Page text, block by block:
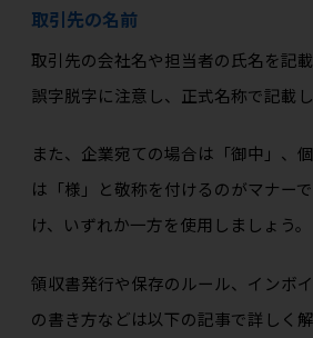
取引先の名前
取引先の会社名や担当者の氏名を記
誤字脱字に注意し、正式名称で記載し
また、企業宛ての場合は「御中」、
は「様」と敬称を付けるのがマナー
け、いずれか一方を使用しましょう。
領収書発行や保存のルール、インボ
の書き方などは以下の記事で詳しく解